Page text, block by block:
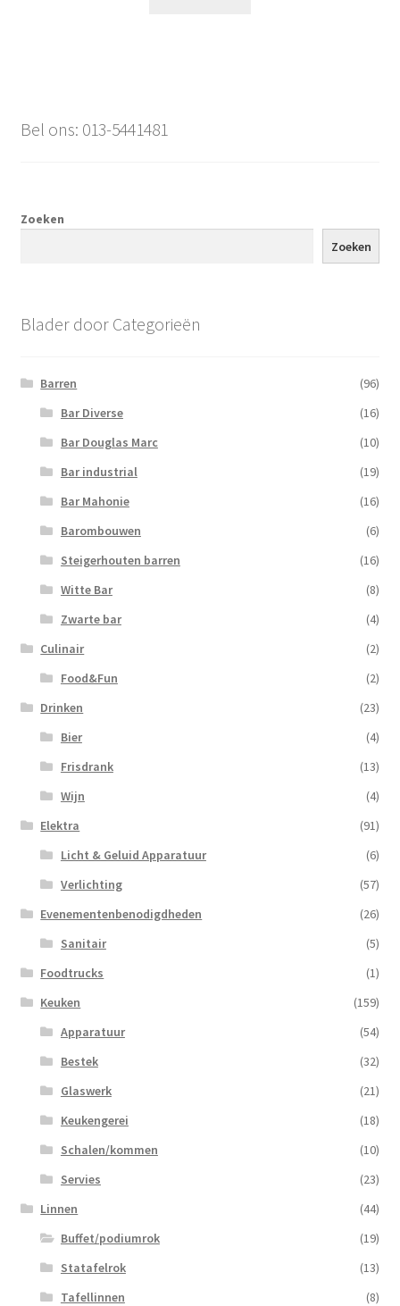
Bel ons: 013-5441481
Zoeken
Zoeken
Blader door Categorieën
Barren
(96)
Bar Diverse
(16)
Bar Douglas Marc
(10)
Bar industrial
(19)
Bar Mahonie
(16)
Barombouwen
(6)
Steigerhouten barren
(16)
Witte Bar
(8)
Zwarte bar
(4)
Culinair
(2)
Food&Fun
(2)
Drinken
(23)
Bier
(4)
Frisdrank
(13)
Wijn
(4)
Elektra
(91)
Licht & Geluid Apparatuur
(6)
Verlichting
(57)
Evenementenbenodigdheden
(26)
Sanitair
(5)
Foodtrucks
(1)
Keuken
(159)
Apparatuur
(54)
Bestek
(32)
Glaswerk
(21)
Keukengerei
(18)
Schalen/kommen
(10)
Servies
(23)
Linnen
(44)
Buffet/podiumrok
(19)
Statafelrok
(13)
Tafellinnen
(8)